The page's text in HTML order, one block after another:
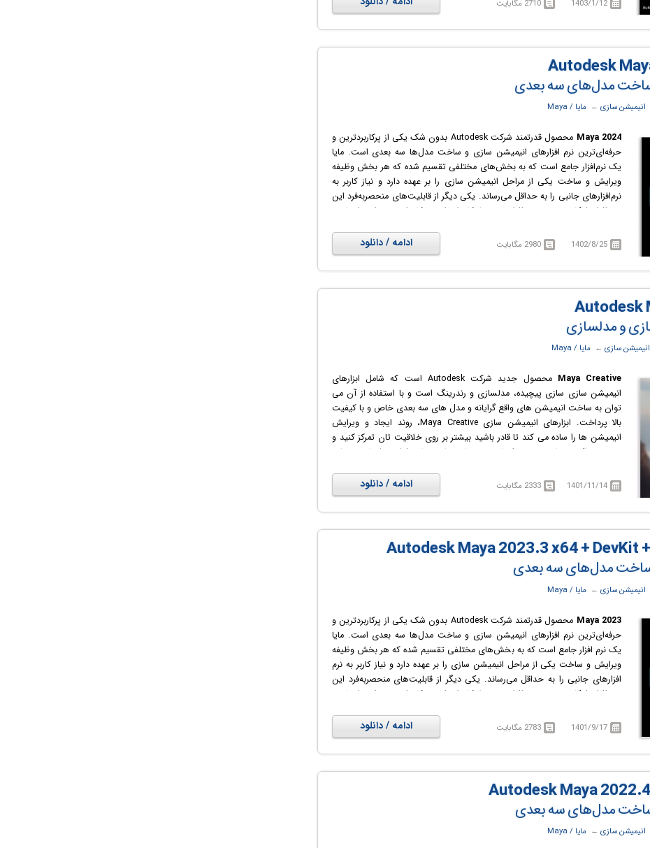
1403/1/12 2710 مگابایت
انیمیشن سازی ← ‏ مایا / Maya
Maya 2024
محصول قدرتمند شرکت Autodesk بدون شک یکی از پرکاربردترین و
حرفه‌ای‌ترین نرم افزارهای انیمیشن سازی و ساخت مدل‌ها سه بعدی است. مایا
یک نرم‌افزار جامع است که به بخش‌های مختلفی تقسیم شده که هر بخش وظیفه
ویرایش و ساخت یکی از مراحل انیمیشن سازی را بر عهده دارد و نیاز کاربر به
نرم‌افزارهای جانبی را به حداقل می‌رساند. یکی دیگر از قابلیت‌های منحصربه‌فرد این
نرم افزار، امکان توسعه نرم افزاری توسط کاربران است؛ کاربران می‌توانند از طریق
ابزارها و امکاناتی که پیشتر در نرم‌افزار وجود نداشته است را به آن اضافه کنند.
1402/8/25 2980 مگابایت ادامه / دانلود
انیمیشن سازی ← ‏ مایا / Maya
Maya Creative
محصول جدید شرکت Autodesk است که شامل ابزارهای
انیمیشن سازی سازی پیچیده، مدلسازی و رندرینگ است و با استفاده از آن می
توان به ساخت انیمیشن های واقع گرایانه و مدل های سه بعدی خاص و با کیفیت
بالا پرداخت. ابزارهای انیمیشن سازی Maya Creative، روند ایجاد و ویرایش
انیمیشن ها را ساده می کند تا قادر باشید بیشتر بر روی خلاقیت تان تمرکز کنید و
در عین حال در زمان و هزینه انجام پروژه هایی مانند تولید فیلم، تبلیغات و برنامه
1401/11/14 2333 مگابایت ادامه / دانلود
انیمیشن سازی ← ‏ مایا / Maya
Maya 2023
محصول قدرتمند شرکت Autodesk بدون شک یکی از پرکاربردترین و
حرفه‌ای‌ترین نرم افزارهای انیمیشن سازی و ساخت مدل‌ها سه بعدی است. مایا
یک نرم افزار جامع است که به بخش‌های مختلفی تقسیم شده که هر بخش وظیفه
ویرایش و ساخت یکی از مراحل انیمیشن سازی را بر عهده دارد و نیاز کاربر به نرم
افزارهای جانبی را به حداقل می‌رساند. یکی دیگر از قابلیت‌های منحصربه‌فرد این
نرم افزار، امکان توسعه نرم افزاری توسط کاربران است؛ کاربران می‌توانند از طریق
ابزارها و امکاناتی که پیشتر در نرم افزار وجود نداشته است را به آن اضافه کنند.
1401/9/17 2783 مگابایت ادامه / دانلود
انیمیشن سازی ← ‏ مایا / Maya